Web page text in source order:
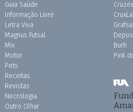
Guia Saúde
Informação Livre
Letra Viva
Magnus Futsal
Mix
Motor
Pets
Receitas
Revistas
Necrologia
Outro Olhar
Burh
Pink